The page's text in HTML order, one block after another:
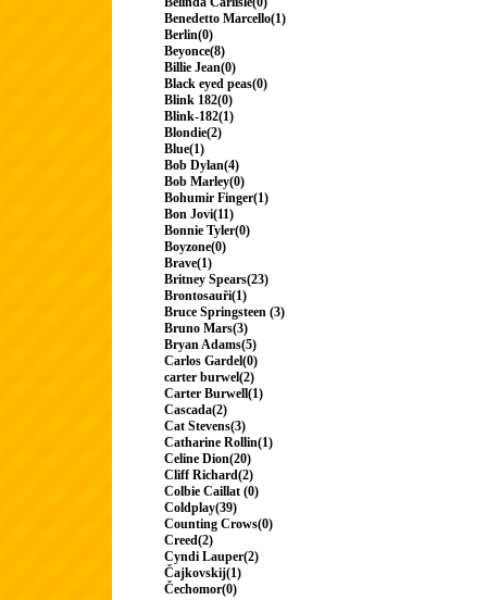
Benedetto Marcello(1)
Berlin(0)
Beyonce(8)
Billie Jean(0)
Black eyed peas(0)
Blink 182(0)
Blink-182(1)
Blondie(2)
Blue(1)
Bob Dylan(4)
Bob Marley(0)
Bohumir Finger(1)
Bon Jovi(11)
Bonnie Tyler(0)
Boyzone(0)
Brave(1)
Britney Spears(23)
Brontosauři(1)
Bruce Springsteen (3)
Bruno Mars(3)
Bryan Adams(5)
Carlos Gardel(0)
carter burwel(2)
Carter Burwell(1)
Cascada(2)
Cat Stevens(3)
Catharine Rollin(1)
Celine Dion(20)
Cliff Richard(2)
Colbie Caillat (0)
Coldplay(39)
Counting Crows(0)
Creed(2)
Cyndi Lauper(2)
Čajkovskij(1)
Čechomor(0)